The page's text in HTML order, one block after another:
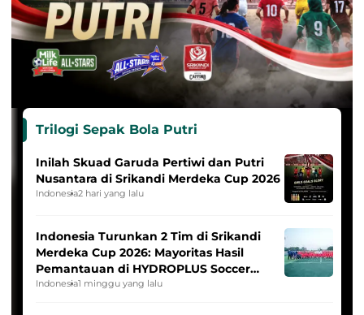
Trilogi Sepak Bola Putri
Inilah Skuad Garuda Pertiwi dan Putri
Nusantara di Srikandi Merdeka Cup 2026
Indonesia2 hari yang lalu
Indonesia Turunkan 2 Tim di Srikandi
Merdeka Cup 2026: Mayoritas Hasil
Pemantauan di HYDROPLUS Soccer
League
Indonesia1 minggu yang lalu